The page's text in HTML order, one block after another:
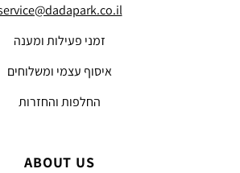
service@dadapark.co.il
זמני פעילות ומענה
איסוף עצמי ומשלוחים
החלפות והחזרות
ABOUT US